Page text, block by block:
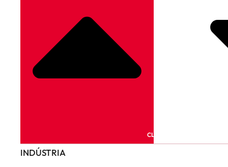
CLOSE PRODUTOS
INDÚSTRIA